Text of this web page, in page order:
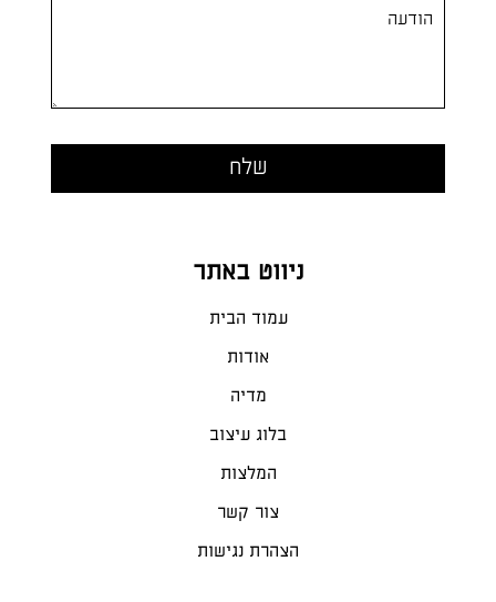
ניווט באתר
עמוד הבית
אודות
מדיה
בלוג עיצוב
המלצות
צור קשר
הצהרת נגישות